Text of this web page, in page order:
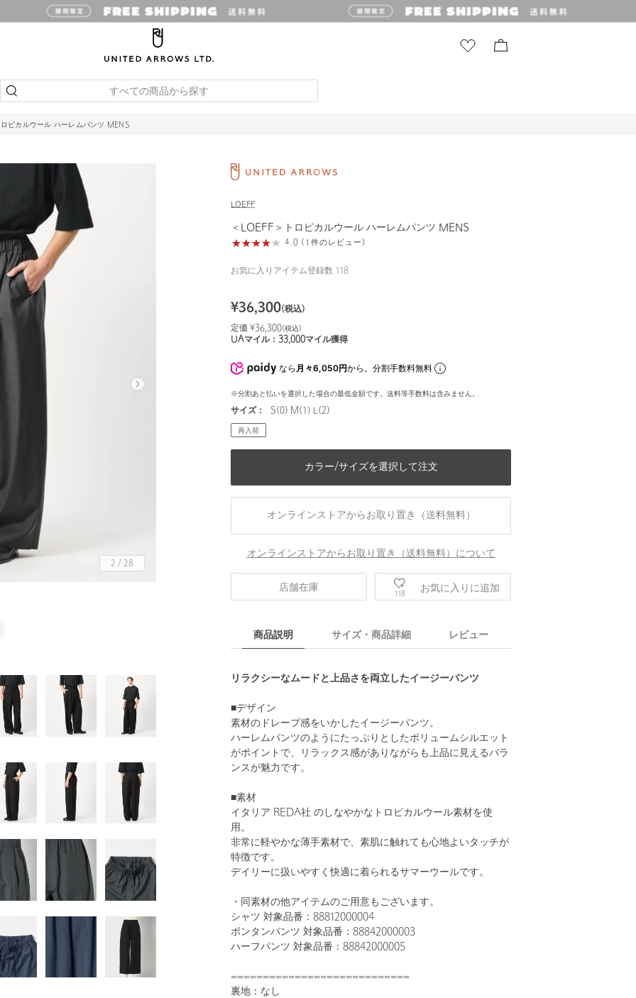
すべての商品から探す
ピカルウール ハーレムパンツ MENS
2 / 28
LOEFF
＜LOEFF＞トロピカルウール ハーレムパンツ MENS
4.0 (1件のレビュー)
お気に入りアイテム登録数 118
¥36,300(税込)
定価 ¥36,300(税込)
UAマイル： 33,000マイル獲得
なら 月々6,050円から。分割手数料無料
※分割あと払いを選択した場合の最低金額です。送料等手数料は含みません。
サイズ： S(0) M(1) L(2)
再入荷
カラー/サイズを選択して注文
オンラインストアからお取り置き（送料無料）
オンラインストアからお取り置き（送料無料）について
店舗在庫
118 お気に入りに追加
商品説明 サイズ・商品詳細 レビュー
リラクシーなムードと上品さを両立したイージーパンツ
■デザイン
素材のドレープ感をいかしたイージーパンツ。
ハーレムパンツのようにたっぷりとしたボリュームシルエット
がポイントで、リラックス感がありながらも上品に見えるバラ
ンスが魅力です。
■素材
イタリア REDA社 のしなやかなトロピカルウール素材を使
用。
非常に軽やかな薄手素材で、素肌に触れても心地よいタッチが
特徴です。
デイリーに扱いやすく快適に着られるサマーウールです。
・同素材の他アイテムのご用意もございます。
シャツ 対象品番：88812000004
ボンタンパンツ 対象品番：88842000003
ハーフパンツ 対象品番：88842000005
============================
裏地：なし